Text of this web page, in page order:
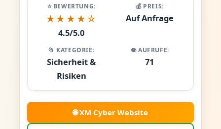
⭐ BEWERTUNG:
★★★★☆
4.5/5.0
💰 PREIS:
Auf Anfrage
📂 KATEGORIE:
Sicherheit &
Risiken
👁️ AUFRUFE:
71
🌐 XM Cyber Website